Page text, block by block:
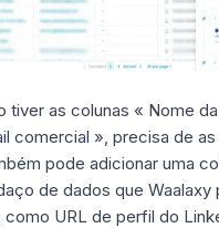
tiver as colunas « Nome
comercial », precisa de as
pode adicionar uma
de dados que Waalaxy
como URL de perfil do